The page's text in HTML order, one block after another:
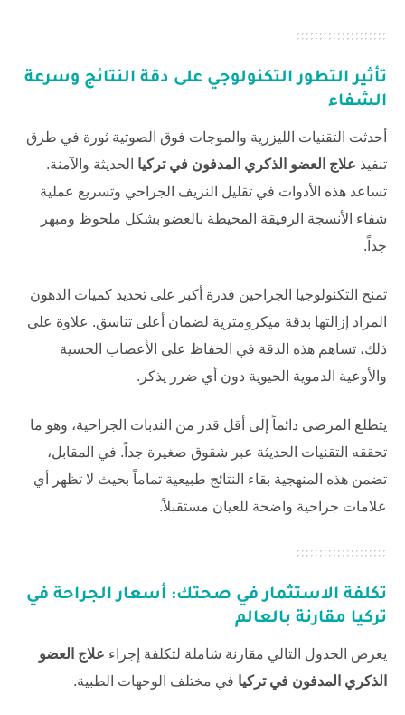
تأثير التطور التكنولوجي على دقة النتائج وسرعة
الشفاء
أحدثت التقنيات الليزرية والموجات فوق الصوتية ثورة في طرق
تنفيذ علاج العضو الذكري المدفون في تركيا الحديثة والآمنة.
تساعد هذه الأدوات في تقليل النزيف الجراحي وتسريع عملية
شفاء الأنسجة الرقيقة المحيطة بالعضو بشكل ملحوظ ومبهر
جداً.
تمنح التكنولوجيا الجراحين قدرة أكبر على تحديد كميات الدهون
المراد إزالتها بدقة ميكرومترية لضمان أعلى تناسق. علاوة على
ذلك، تساهم هذه الدقة في الحفاظ على الأعصاب الحسية
والأوعية الدموية الحيوية دون أي ضرر يذكر.
يتطلع المرضى دائماً إلى أقل قدر من الندبات الجراحية، وهو ما
تحققه التقنيات الحديثة عبر شقوق صغيرة جداً. في المقابل،
تضمن هذه المنهجية بقاء النتائج طبيعية تماماً بحيث لا تظهر أي
علامات جراحية واضحة للعيان مستقبلاً.
تكلفة الاستثمار في صحتك: أسعار الجراحة في
تركيا مقارنة بالعالم
يعرض الجدول التالي مقارنة شاملة لتكلفة إجراء علاج العضو
الذكري المدفون في تركيا في مختلف الوجهات الطبية.